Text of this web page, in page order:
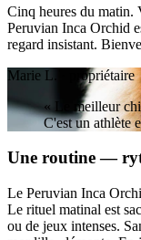
Cinq heures du matin.
Peruvian Inca Orchid
regard insistant.
Marie L. · propriétaire
« Le meilleur
C'est un athlète
Une routine —
Le Peruvian Inca
Le rituel matinal est
ou de jeux intenses.